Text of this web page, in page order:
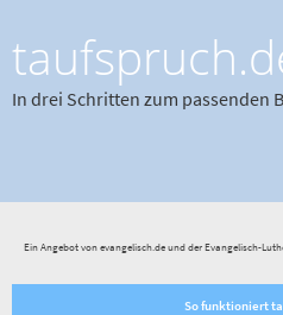
In drei Schritten zum passenden
Ein Angebot von evangelisch.de und der Evangelisch-
So funktioniert